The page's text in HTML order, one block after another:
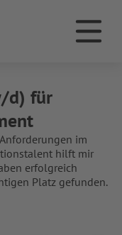
d) für
im
hilft mir
erfolgreich
Platz gefunden.